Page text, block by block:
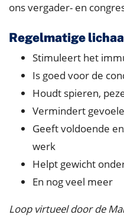
ons vergader- en
Regelmatige
Stimuleert het
Is goed voor de
Houdt spieren,
Vermindert
Geeft voldoende
werk
Helpt gewicht
En nog veel meer
Loop virtueel door de